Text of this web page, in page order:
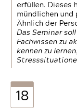
erfüllen. Dieses
mündlichen und
Ähnlich der
Das Seminar
Fachwissen zu
kennen zu
18